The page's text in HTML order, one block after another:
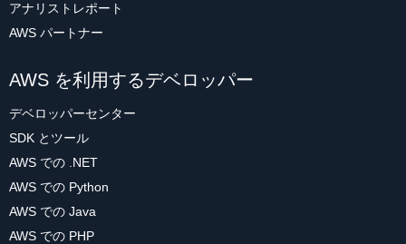
アナリストレポート
AWS パートナー
AWS を利用するデベロッパー
デベロッパーセンター
SDK とツール
AWS での .NET
AWS での Python
AWS での Java
AWS での PHP